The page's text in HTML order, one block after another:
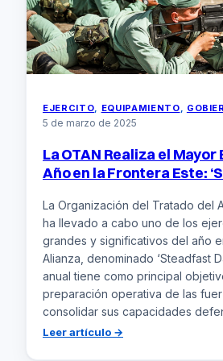
01’
EJERCITO, EQUIPAMIENTO,
5 de marzo de 2025
La OTAN Realiza el
Año en la Frontera Este:
La Organización del Tratado del
ha llevado a cabo uno de los
grandes y significativos del año
Alianza, denominado ‘Steadfast
anual tiene como principal
preparación operativa de las
consolidar sus capacidades
Leer artículo →